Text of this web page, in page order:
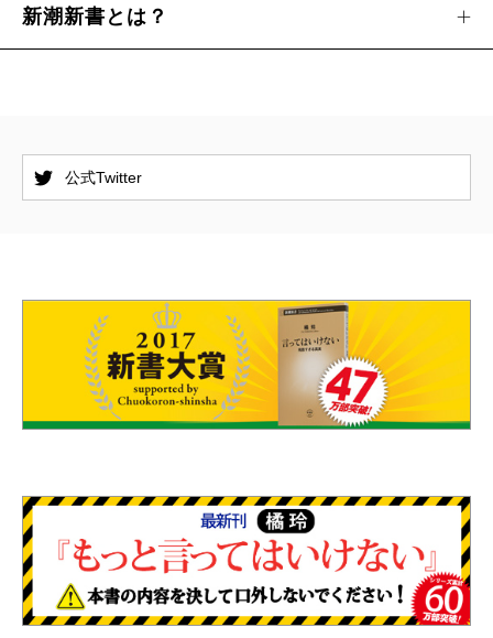
新潮新書とは？
公式Twitter